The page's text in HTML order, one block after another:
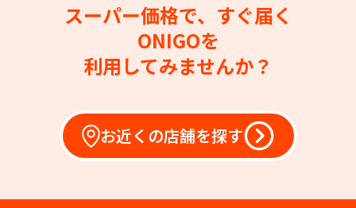
スーパー価格で、すぐ届く
ONIGOを
利用してみませんか？
お近くの店舗を探す